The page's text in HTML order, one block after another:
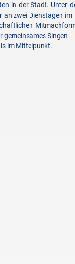
in der Stadt. Unter
an zwei Dienstagen im
gemeinsames Singen
im Mittelpunkt.